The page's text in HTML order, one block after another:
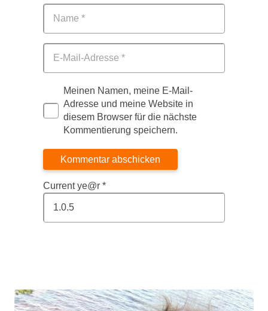
Meinen Namen, meine E-Mail-
Adresse und meine Website in
diesem Browser für die nächste
Kommentierung speichern.
Kommentar abschicken
Current ye@r *